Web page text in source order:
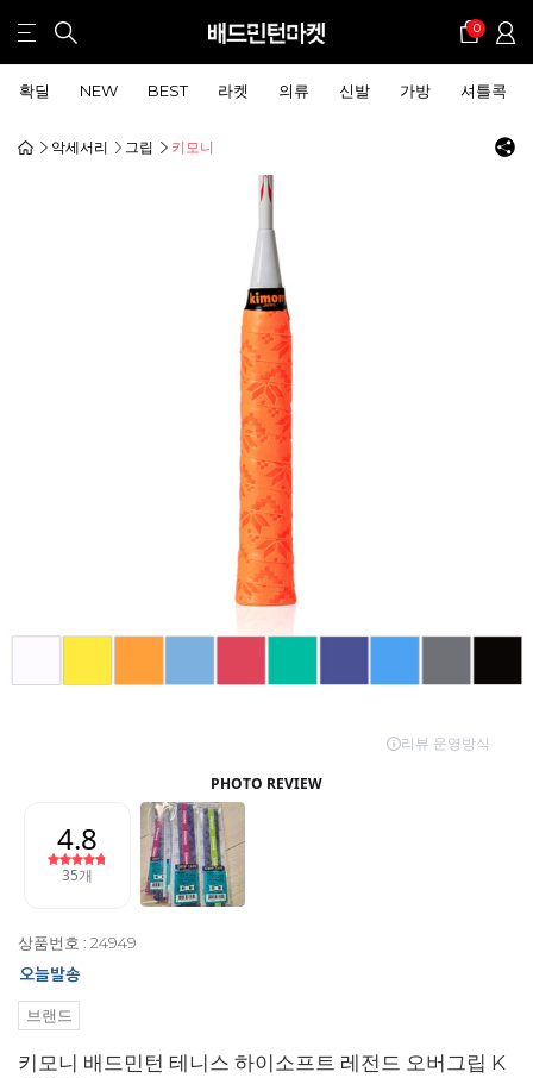
0
확딜 NEW BEST 라켓 의류 신발 가방 셔틀콕
악세서리 그립 키모니
상품번호 : 24949
브랜드
키모니 배드민턴 테니스 하이소프트 레전드 오버그립 K